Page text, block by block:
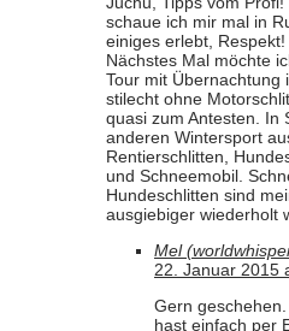
schaue ich mir mal in
einiges erlebt, Respekt!
Nächstes Mal möchte
Tour mit Übernachtung
stilecht ohne
quasi zum Antesten. In
anderen Wintersport
Rentierschlitten,
und Schneemobil.
Hundeschlitten sind
ausgiebiger wiederholt
Mel
22. Januar 2015
Gern
hast einfach per